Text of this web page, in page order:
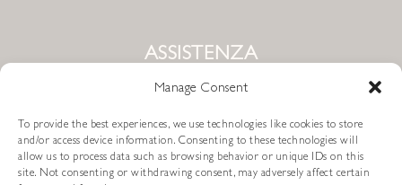
Manage Consent
To provide the best experiences, we use technologies like cookies to store
and/or access device information. Consenting to these technologies will
allow us to process data such as browsing behavior or unique IDs on this
site. Not consenting or withdrawing consent, may adversely affect certain
ASSISTENZA
Metodi di Pagamento
Resi e RimborsiSpedizioni